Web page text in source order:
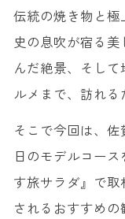
伝統の焼き物と
史の息吹が宿る
んだ絶景、そし
ルメまで、訪れる
そこで今回は、
日のモデルコー
す旅サラダ』で
されるおすすめ